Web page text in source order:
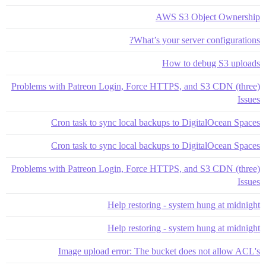
AWS S3 Object Ownership
What’s your server configurations?
How to debug S3 uploads
Problems with Patreon Login, Force HTTPS, and S3 CDN (three)
Issues
Cron task to sync local backups to DigitalOcean Spaces
Cron task to sync local backups to DigitalOcean Spaces
Problems with Patreon Login, Force HTTPS, and S3 CDN (three)
Issues
Help restoring - system hung at midnight
Help restoring - system hung at midnight
Image upload error: The bucket does not allow ACL's